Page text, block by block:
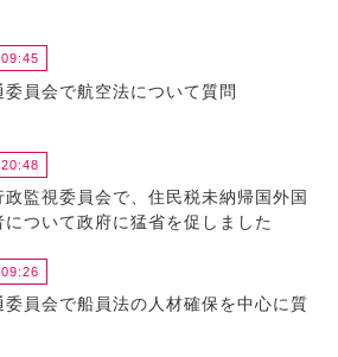
委員会で航空法について質問
政監視委員会で、住民税未納帰国外国
について政府に猛省を促しました
委員会で船員法の人材確保を中心に質